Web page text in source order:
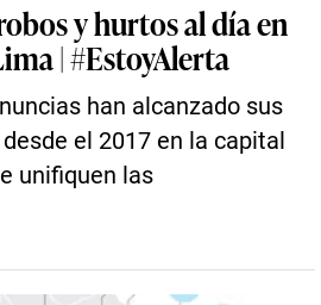
y hurtos al día en
| #EstoyAlerta
han alcanzado sus
el 2017 en la capital
unifiquen las